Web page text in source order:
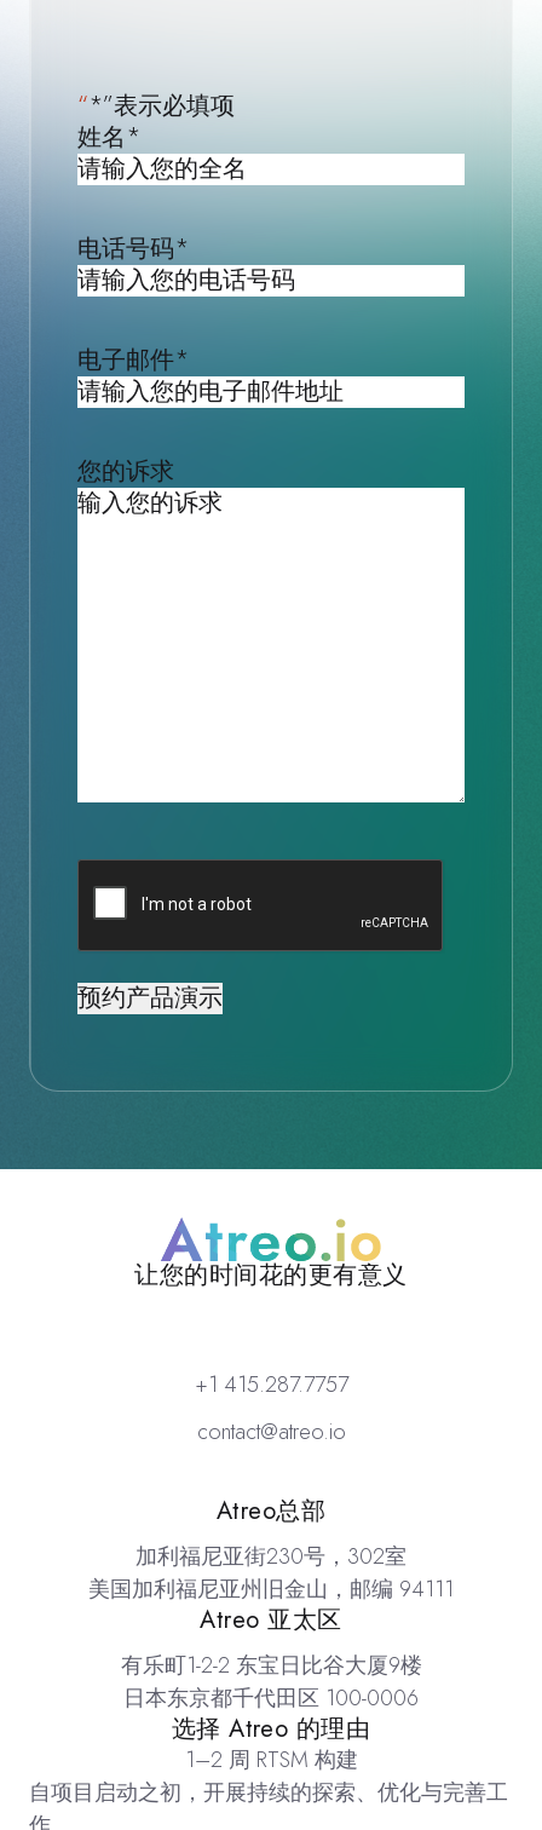
“*”表示必填项
姓名*
电话号码*
电子邮件*
您的诉求
验
Atreo
让您的时间花的更有意义
+1 415.287.7757
contact@atreo.io
Atreo总部
加利福尼亚街230号，302室
美国加利福尼亚州旧金山，邮编 94111
Atreo 亚太区
有乐町1-2-2 东宝日比谷大厦9楼
日本东京都千代田区 100-0006
选择 Atreo 的理由
1–2 周 RTSM 构建
自项目启动之初，开展持续的探索、优化与完善工